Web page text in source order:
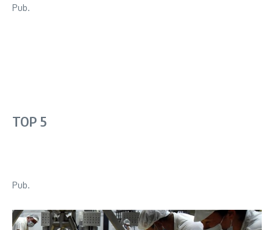
Pub.
TOP 5
Pub.